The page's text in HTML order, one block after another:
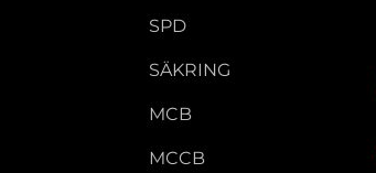
SPD
SÄKRING
MCB
MCCB